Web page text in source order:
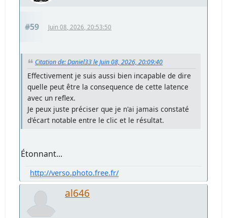
#59 Juin 08, 2026, 20:53:50
Citation de: Daniel33 le Juin 08, 2026, 20:09:40
Effectivement je suis aussi bien incapable de dire
quelle peut être la consequence de cette latence
avec un reflex.
Je peux juste préciser que je n'ai jamais constaté
d'écart notable entre le clic et le résultat.
Étonnant...
http://verso.photo.free.fr/
al646